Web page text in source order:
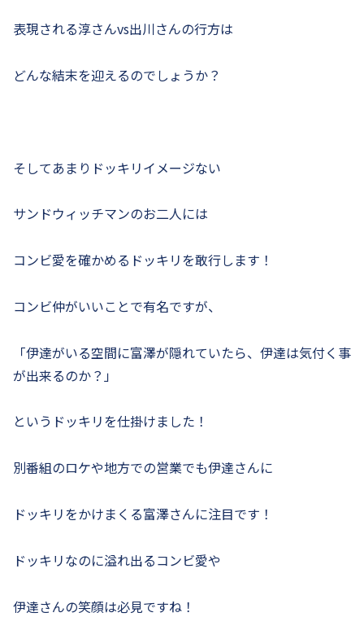
表現される淳さんvs出川さんの行方は
どんな結末を迎えるのでしょうか？
そしてあまりドッキリイメージない
サンドウィッチマンのお二人には
コンビ愛を確かめるドッキリを敢行します！
コンビ仲がいいことで有名ですが、
「伊達がいる空間に富澤が隠れていたら、伊達は気付く事
が出来るのか？」
というドッキリを仕掛けました！
別番組のロケや地方での営業でも伊達さんに
ドッキリをかけまくる富澤さんに注目です！
ドッキリなのに溢れ出るコンビ愛や
伊達さんの笑顔は必見ですね！